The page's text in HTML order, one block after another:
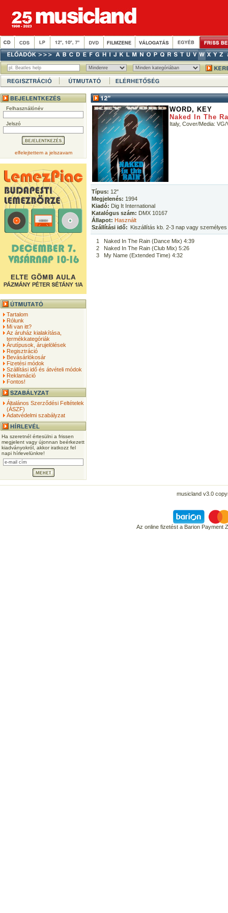
Felhasználónév
Jelszó
elfelejtettem a jelszavam
Tartalom
Rólunk
Mi van itt?
Az áruház kialakítása,
termékkategóriák
Árutípusok, árujelölések
Regisztráció
Bevásárlókosár
Fizetési módok
Szállítási idő és átvételi módok
Reklamáció
Fontos!
Általános Szerződési Feltételek
(ÁSZF)
Adatvédelmi szabályzat
Ha szeretnél értesülni a frissen
megjelent vagy újonnan beérkezett
kiadványokról, akkor iratkozz fel
napi hírlevelünkre!
WORD, KEY
Naked In The
Italy, Cover/Media: VG/
Típus: 12"
Megjelenés: 1994
Kiadó: Dig It International
Katalógus szám: DMX 10167
Állapot: Használt
Szállítási idő: Kiszállítás kb. 2-3 nap vagy
1
Naked In The Rain (Dance Mix) 4:39
2
Naked In The Rain (Club Mix) 5:26
3
My Name (Extended Time) 4:32
musicland v3.0
Az online fizetést a Barion Payment